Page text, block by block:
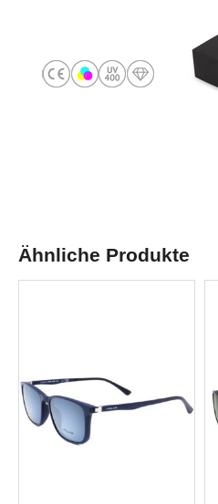
Ähnliche Produkte